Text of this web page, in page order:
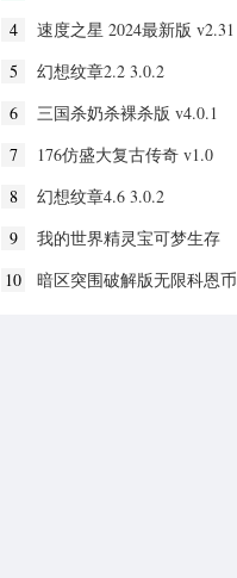
4
速度之星 2024最新版 v2.31
5
幻想纹章2.2 3.0.2
6
三国杀奶杀裸杀版 v4.0.1
7
176仿盛大复古传奇 v1.0
8
幻想纹章4.6 3.0.2
9
我的世界精灵宝可梦生存
10
暗区突围破解版无限科恩币